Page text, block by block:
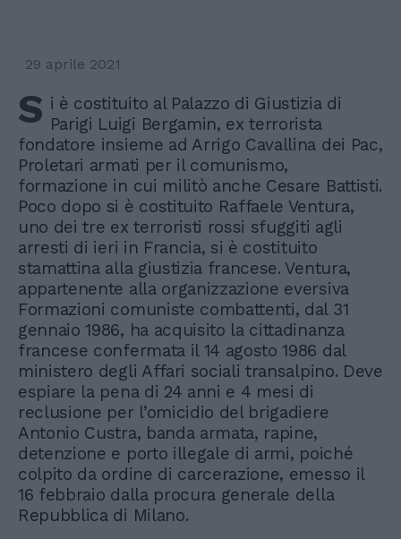
29 aprile 2021
S i è costituito al Palazzo di Giustizia di
Parigi Luigi Bergamin, ex terrorista
fondatore insieme ad Arrigo Cavallina dei Pac,
Proletari armati per il comunismo,
formazione in cui militò anche Cesare Battisti.
Poco dopo si è costituito Raffaele Ventura,
uno dei tre ex terroristi rossi sfuggiti agli
arresti di ieri in Francia, si è costituito
stamattina alla giustizia francese. Ventura,
appartenente alla organizzazione eversiva
Formazioni comuniste combattenti, dal 31
gennaio 1986, ha acquisito la cittadinanza
francese confermata il 14 agosto 1986 dal
ministero degli Affari sociali transalpino. Deve
espiare la pena di 24 anni e 4 mesi di
reclusione per l’omicidio del brigadiere
Antonio Custra, banda armata, rapine,
detenzione e porto illegale di armi, poiché
colpito da ordine di carcerazione, emesso il
16 febbraio dalla procura generale della
Repubblica di Milano.